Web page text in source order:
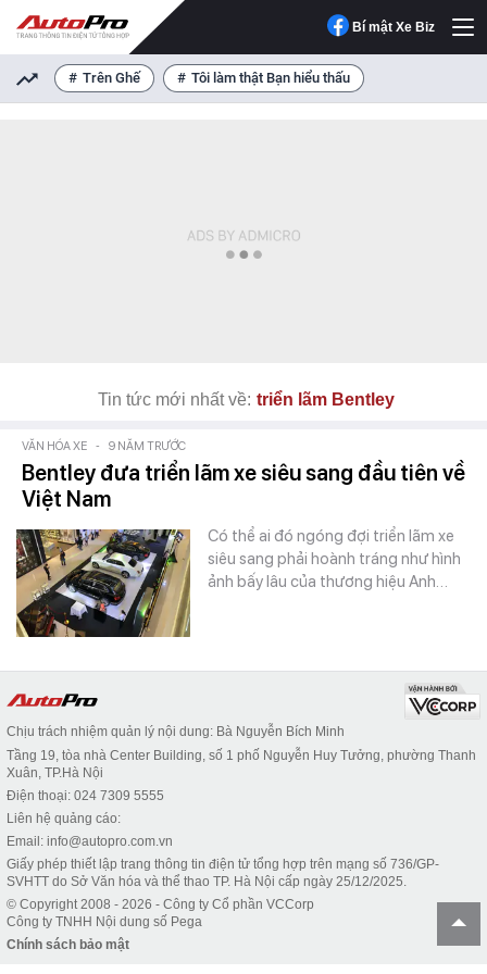
Bí mật Xe Biz
Trên Ghế Tôi làm thật Bạn hiểu thấu
Tin tức mới nhất về: triển lãm Bentley
VĂN HÓA XE - 9 NĂM TRƯỚC
Bentley đưa triển lãm xe siêu sang đầu tiên về
Việt Nam
Có thể ai đó ngóng đợi triển lãm xe
siêu sang phải hoành tráng như hình
ảnh bấy lâu của thương hiệu Anh…
Chịu trách nhiệm quản lý nội dung: Bà Nguyễn Bích Minh
Tầng 19, tòa nhà Center Building, số 1 phố Nguyễn Huy Tưởng, phường Thanh
Xuân, TP.Hà Nội
Điện thoại: 024 7309 5555
Liên hệ quảng cáo:
Email: info@autopro.com.vn
Giấy phép thiết lập trang thông tin điện tử tổng hợp trên mạng số 736/GP-
SVHTT do Sở Văn hóa và thể thao TP. Hà Nội cấp ngày 25/12/2025.
© Copyright 2008 - 2026 - Công ty Cổ phần VCCorp
Công ty TNHH Nội dung số Pega
Chính sách bảo mật